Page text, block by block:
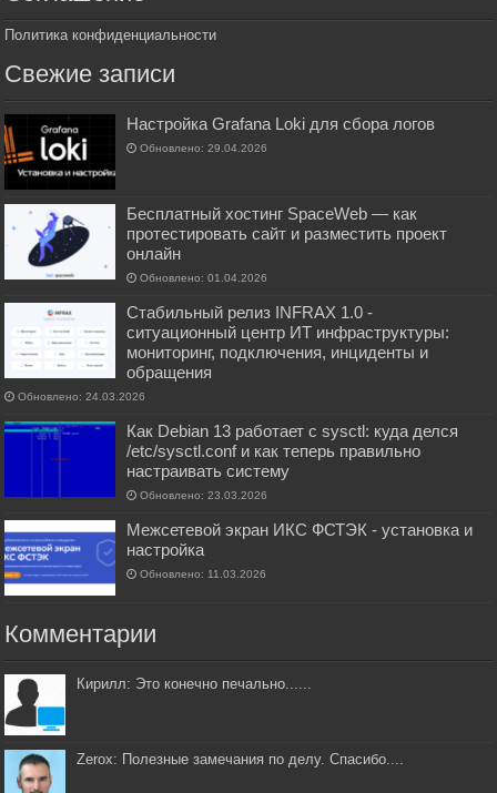
Политика конфиденциальности
Свежие записи
Настройка Grafana Loki для сбора логов
Обновлено: 29.04.2026
Бесплатный хостинг SpaceWeb — как
протестировать сайт и разместить проект
онлайн
Обновлено: 01.04.2026
Стабильный релиз INFRAX 1.0 -
ситуационный центр ИТ инфраструктуры:
мониторинг, подключения, инциденты и
обращения
Обновлено: 24.03.2026
Как Debian 13 работает с sysctl: куда делся
/etc/sysctl.conf и как теперь правильно
настраивать систему
Обновлено: 23.03.2026
Межсетевой экран ИКС ФСТЭК - установка и
настройка
Обновлено: 11.03.2026
Комментарии
Кирилл: Это конечно печально......
Zerox: Полезные замечания по делу. Спасибо....